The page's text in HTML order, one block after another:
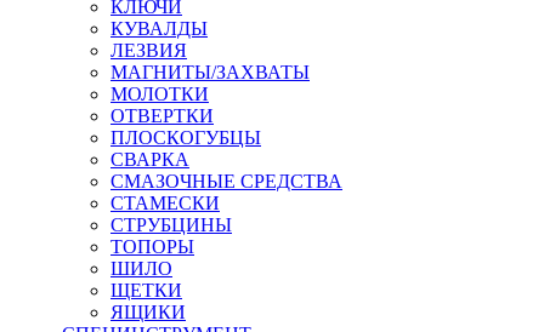
КЛЮЧИ
КУВАЛДЫ
ЛЕЗВИЯ
МАГНИТЫ/ЗАХВАТЫ
МОЛОТКИ
ОТВЕРТКИ
ПЛОСКОГУБЦЫ
СВАРКА
СМАЗОЧНЫЕ СРЕДСТВА
СТАМЕСКИ
СТРУБЦИНЫ
ТОПОРЫ
ШИЛО
ЩЕТКИ
ЯЩИКИ